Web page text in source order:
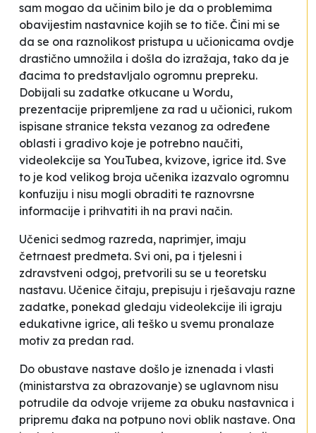
sam mogao da učinim bilo je da o problemima
obavijestim nastavnice kojih se to tiče. Čini mi se
da se ona raznolikost pristupa u učionicama ovdje
drastično umnožila i došla do izražaja, tako da je
đacima to predstavljalo ogromnu prepreku.
Dobijali su zadatke otkucane u Wordu,
prezentacije pripremljene za rad u učionici, rukom
ispisane stranice teksta vezanog za određene
oblasti i gradivo koje je potrebno naučiti,
videolekcije sa YouTubea, kvizove, igrice itd. Sve
to je kod velikog broja učenika izazvalo ogromnu
konfuziju i nisu mogli obraditi te raznovrsne
informacije i prihvatiti ih na pravi način.
Učenici sedmog razreda, naprimjer, imaju
četrnaest predmeta. Svi oni, pa i tjelesni i
zdravstveni odgoj, pretvorili su se u teoretsku
nastavu. Učenice čitaju, prepisuju i rješavaju razne
zadatke, ponekad gledaju videolekcije ili igraju
edukativne igrice, ali teško u svemu pronalaze
motiv za predan rad.
Do obustave nastave došlo je iznenada i vlasti
(ministarstva za obrazovanje) se uglavnom nisu
potrudile da odvoje vrijeme za obuku nastavnica i
pripremu đaka na potpuno novi oblik nastave. Ona